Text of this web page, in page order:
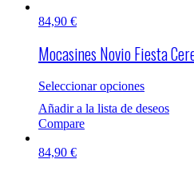
84,90 €
Mocasines Novio Fiesta
Seleccionar opciones
Añadir a la lista de deseos
Compare
84,90 €